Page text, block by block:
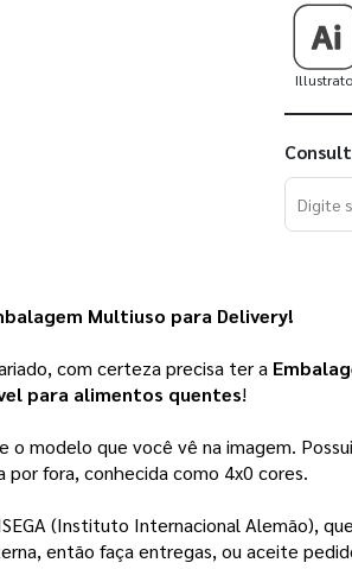
Multiuso para Delivery!
com certeza precisa ter a
para alimentos quentes!
o modelo que você vê na imagem.
fora, conhecida como 4x0 cores.
(Instituto Internacional Alemão),
então faça entregas, ou aceite